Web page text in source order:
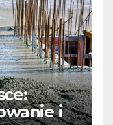
i